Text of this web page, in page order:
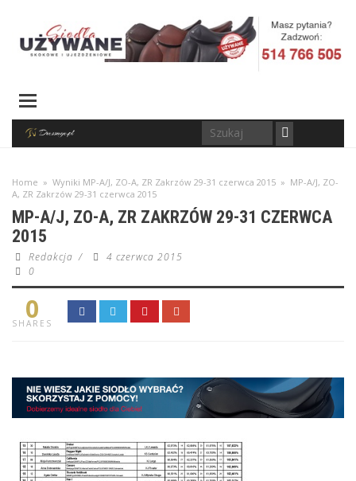
Home » Wyniki MP-A/J, ZO-A, ZR Zakrzów 29-31 czerwca 2015 » MP-A/J, ZO-
A, ZR Zakrzów 29-31 czerwca 2015
MP-A/J, ZO-A, ZR ZAKRZÓW 29-31 CZERWCA
2015
Redakcja /
4 czerwca 2015
0
0
SHARES